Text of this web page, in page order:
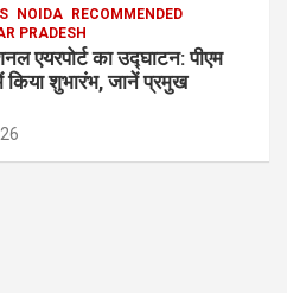
NOIDA
RECOMMENDED
PRADESH
एयरपोर्ट का उद्घाटन: पीएम
किया शुभारंभ, जानें प्रमुख